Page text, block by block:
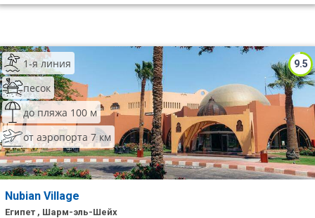
9.5
1-я линия
песок
до пляжа 100 м
от аэропорта 7 км
Nubian Village
Египет , Шарм-эль-Шейх